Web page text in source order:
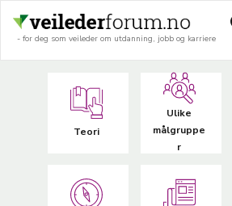
hovedinnhold
- for deg som veileder om utdanning, jobb og karriere
Teori
Ulike
målgruppe
r